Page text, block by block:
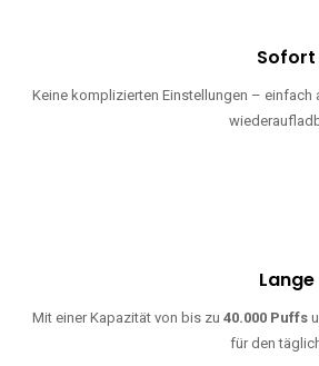
Sofort
Keine komplizierten Einstellungen –
Mit einer Kapazität von bis zu40.000 Puffs
für den